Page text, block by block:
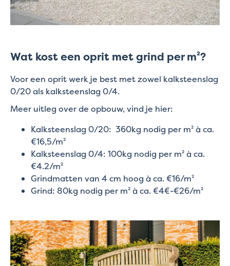
Wat kost een oprit met grind per m²?
Voor een oprit werk je best met zowel kalksteenslag
0/20 als kalksteenslag 0/4.
Meer uitleg over de opbouw, vind je hier:
Kalksteenslag 0/20: 360kg nodig per m² à ca.
€16,5/m²
Kalksteenslag 0/4: 100kg nodig per m² à ca.
€4.2/m²
Grindmatten van 4 cm hoog à ca. €16/m²
Grind: 80kg nodig per m² à ca. €4€-€26/m²